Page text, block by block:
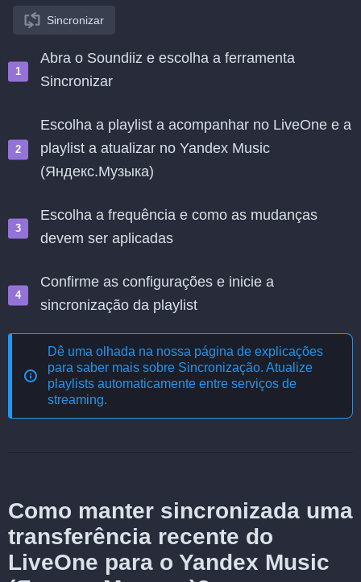
Sincronizar
Abra o Soundiiz e escolha a ferramenta
Sincronizar
Escolha a playlist a acompanhar no LiveOne e a
playlist a atualizar no Yandex Music
(Яндекс.Музыка)
Escolha a frequência e como as mudanças
devem ser aplicadas
Confirme as configurações e inicie a
sincronização da playlist
Dê uma olhada na nossa página de explicações
para saber mais sobre Sincronização. Atualize
playlists automaticamente entre serviços de
streaming.
Como manter sincronizada uma
transferência recente do
LiveOne para o Yandex Music